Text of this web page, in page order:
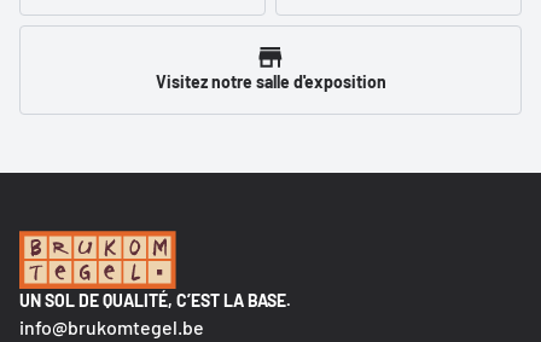
Visitez notre salle d'exposition
UN SOL DE QUALITÉ, C’EST LA BASE.
info@brukomtegel.be